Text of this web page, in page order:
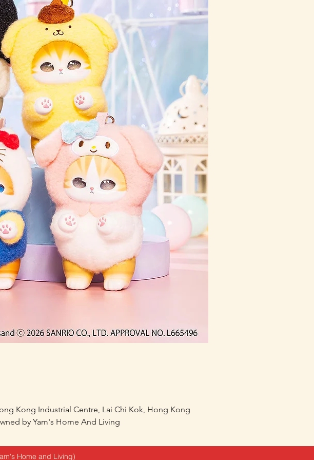
Kong Industrial Centre, Lai Chi Kok, Hong Kong
by Yam's Home And Living
Home and Living)